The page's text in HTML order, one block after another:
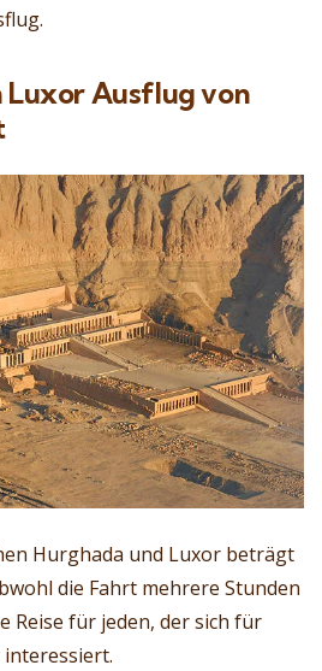
Luxor Ausflug von
Hurghada und Luxor beträgt
die Fahrt mehrere Stunden
Reise für jeden, der sich für
interessiert.